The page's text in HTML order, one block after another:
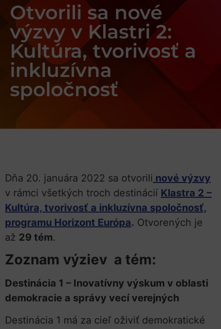
Otvorili sa nové
výzvy v Klastri 2:
Kultúra, tvorivosť a
inkluzívna
spoločnosť
Dňa 20. januára 2022 sa otvorili nové výzvy
v rámci všetkých troch destinácií Klastra 2 –
Kultúra, tvorivosť a inkluzívna spoločnosť,
programu Horizont Európa. Otvorených je
až 29 tém.
Zoznam výziev a tém:
Destinácia 1 – Inovatívny výskum v oblasti
demokracie a správy vecí verejných
Destinácia 1 má za cieľ oživiť demokratické